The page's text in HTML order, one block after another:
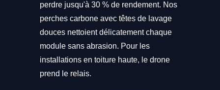
perdre jusqu'à 30 % de rendement. Nos
perches carbone avec têtes de lavage
douces nettoient délicatement chaque
module sans abrasion. Pour les
installations en toiture haute, le drone
prend le relais.